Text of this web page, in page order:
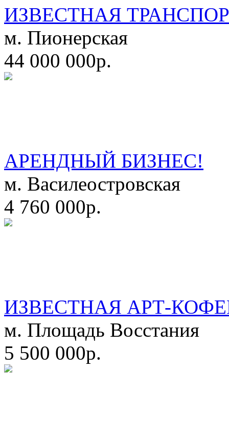
ИЗВЕСТНАЯ
м. Пионерская
44 000 000р.
АРЕНДНЫЙ БИЗНЕС!
м. Василеостровская
4 760 000р.
ИЗВЕСТНАЯ АРТ-
м. Площадь Восстания
5 500 000р.